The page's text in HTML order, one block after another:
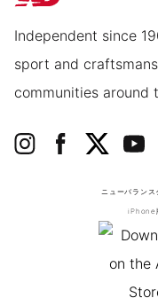
Independent since
sport and
communities around
ニューバランス
iPhone